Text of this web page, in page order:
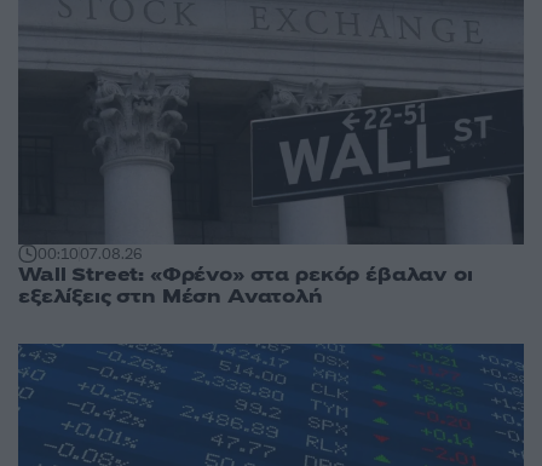
00:1007.08.26
Wall Street: «Φρένο» στα ρεκόρ έβαλαν οι
εξελίξεις στη Μέση Ανατολή